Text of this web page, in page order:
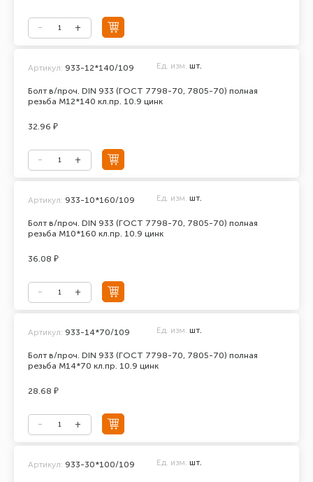
Болт в/проч. DIN 933 (ГОСТ 7798-70, 7805-70) полная
резьба М12*140 кл.пр. 10.9 цинк
Артикул: 933-12*140/109 Ед. изм. шт.
32.96 ₽
Болт в/проч. DIN 933 (ГОСТ 7798-70, 7805-70) полная
резьба М10*160 кл.пр. 10.9 цинк
Артикул: 933-10*160/109 Ед. изм. шт.
36.08 ₽
Болт в/проч. DIN 933 (ГОСТ 7798-70, 7805-70) полная
резьба М14*70 кл.пр. 10.9 цинк
Артикул: 933-14*70/109 Ед. изм. шт.
28.68 ₽
Артикул: 933-30*100/109 Ед. изм. шт.